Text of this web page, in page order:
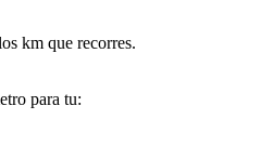
km que recorres.
para tu: